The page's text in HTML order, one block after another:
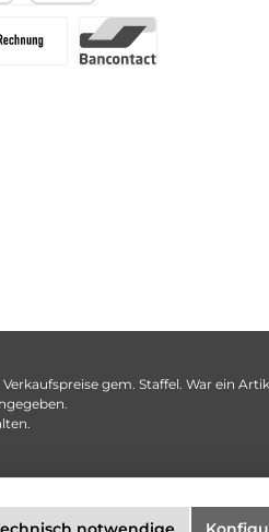
gem. Staffel. War ein